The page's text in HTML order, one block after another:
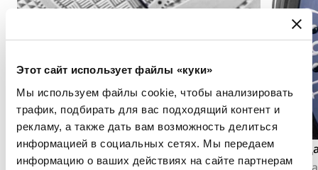
Этот сайт использует файлы «куки»
Мы используем файлы cookie, чтобы анализировать
трафик, подбирать для вас подходящий контент и
рекламу, а также дать вам возможность делиться
информацией в социальных сетях. Мы передаем
информацию о ваших действиях на сайте партнерам
Индикация секунд